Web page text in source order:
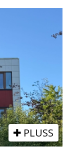
PLUSS